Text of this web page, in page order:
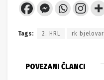
Tags: 2. HRL rk bjelovar
POVEZANI ČLANCI